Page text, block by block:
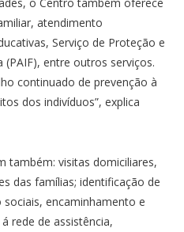
atendimento
Serviço de Proteção e
entre outros serviços.
continuado de prevenção à
dos indivíduos”, explica
também: visitas domiciliares,
das famílias; identificação de
encaminhamento e
rede de assistência,